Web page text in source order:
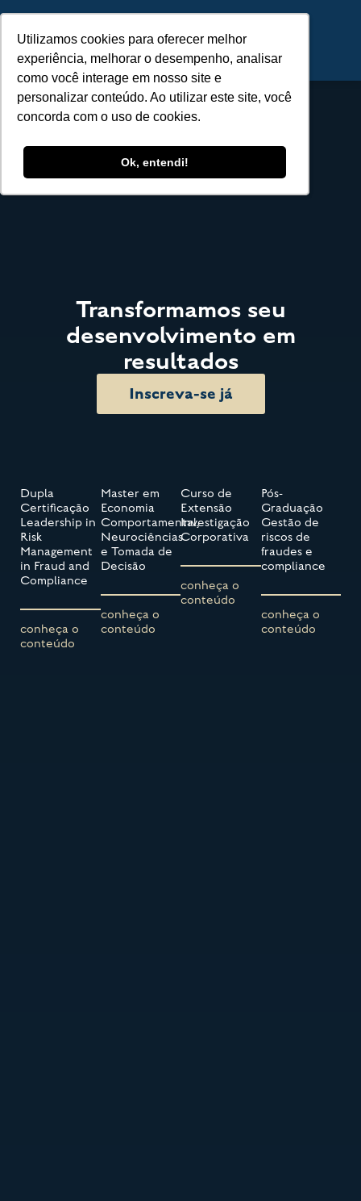
Utilizamos cookies para oferecer melhor
experiência, melhorar o desempenho, analisar
como você interage em nosso site e
personalizar conteúdo. Ao utilizar este site, você
concorda com o uso de cookies.
Ok, entendi!
Utilizamos cookies para oferecer melhor
experiência, melhorar o desempenho, analisar
como você interage em nosso site e
personalizar conteúdo. Ao utilizar este site, você
concorda com o uso de cookies.
Ok, entendi!
Transformamos seu
desenvolvimento em
resultados
Inscreva-se já
Dupla
Certificação
Leadership in
Risk
Management
in Fraud and
Compliance
conheça o
conteúdo
Master em
Economia
Comportamental,
Neurociências
e Tomada de
Decisão
conheça o
conteúdo
Curso de
Extensão
Investigação
Corporativa
conheça o
conteúdo
Pós-
Graduação
Gestão de
riscos de
fraudes e
compliance
conheça o
conteúdo